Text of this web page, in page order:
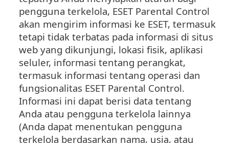
pengguna terkelola, ESET Parental Control
akan mengirim informasi ke ESET, termasuk
tetapi tidak terbatas pada informasi di situs
web yang dikunjungi, lokasi fisik, aplikasi
seluler, informasi tentang perangkat,
termasuk informasi tentang operasi dan
fungsionalitas ESET Parental Control.
Informasi ini dapat berisi data tentang
Anda atau pengguna terkelola lainnya
(Anda dapat menentukan pengguna
terkelola berdasarkan nama, usia, atau